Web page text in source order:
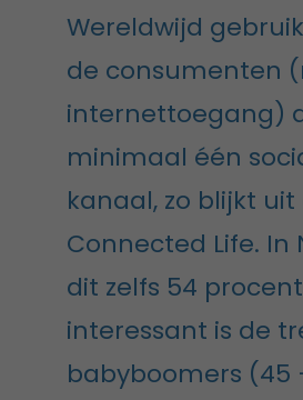
Wereldwijd
de consumenten
internettoegang)
minimaal één
kanaal, zo blijkt uit
Connected Life. In
dit zelfs 54
interessant is de
babyboomers (45